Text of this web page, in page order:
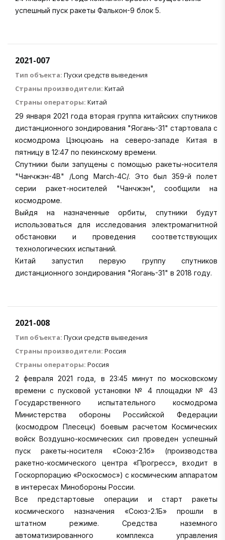
успешный пуск ракеты Фалькон-9 блок 5.
2021-007
Тип объекта: Пуски средств выведения
Страны производители: Китай
Страны операторы: Китай
29 января 2021 года вторая группа китайских спутников
дистанционного зондирования "Яогань-31" стартовала с
космодрома Цзюцюань на северо-западе Китая в
пятницу в 12:47 по пекинскому времени.
Спутники были запущены с помощью ракеты-носителя
"Чанчжэн-4В" /Long March-4C/. Это был 359-й полет
серии ракет-носителей "Чанчжэн", сообщили на
космодроме.
Выйдя на назначенные орбиты, спутники будут
использоваться для исследования электромагнитной
обстановки и проведения соответствующих
технологических испытаний.
Китай запустил первую группу спутников
дистанционного зондирования "Яогань-31" в 2018 году.
2021-008
Тип объекта: Пуски средств выведения
Страны производители: Россия
Страны операторы: Россия
2 февраля 2021 года, в 23:45 минут по московскому
времени с пусковой установки № 4 площадки № 43
Государственного испытательного космодрома
Министерства обороны Российской Федерации
(космодром Плесецк) боевым расчетом Космических
войск Воздушно-космических сил проведен успешный
пуск ракеты-носителя «Союз-2.1б» (производства
ракетно-космического центра «Прогресс», входит в
Госкорпорацию «Роскосмос») с космическим аппаратом
в интересах Минобороны России.
Все предстартовые операции и старт ракеты
космического назначения «Союз-2.1Б» прошли в
штатном режиме. Средства наземного
автоматизированного комплекса управления